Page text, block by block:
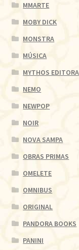
MMARTE
MOBY DICK
MONSTRA
MÚSICA
MYTHOS EDITORA
NEMO
NEWPOP
NOIR
NOVA SAMPA
OBRAS PRIMAS
OMELETE
OMNIBUS
ORIGINAL
PANDORA BOOKS
PANINI